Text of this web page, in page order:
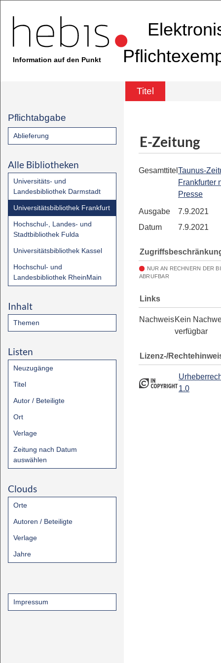
Information auf den Punkt
Titel
Pflichtabgabe
Ablieferung
Alle Bibliotheken
Universitäts- und
Landesbibliothek Darmstadt
Universitätsbibliothek Frankfurt
Hochschul-, Landes- und
Stadtbibliothek Fulda
Universitätsbibliothek Kassel
Hochschul- und
Landesbibliothek RheinMain
Inhalt
Themen
Listen
Neuzugänge
Titel
Autor / Beteiligte
Ort
Verlage
Zeitung nach Datum
auswählen
Clouds
Orte
Autoren / Beteiligte
Verlage
Jahre
Impressum
E-Zeitung
Gesamttitel Taunus-
Frankfurter
Presse
Ausgabe
7.9.2021
Datum
7.9.2021
NUR AN RECHNERN DER
ABRUFBAR
Links
NachweisKein
verfügbar
Lizenz-/
1.0